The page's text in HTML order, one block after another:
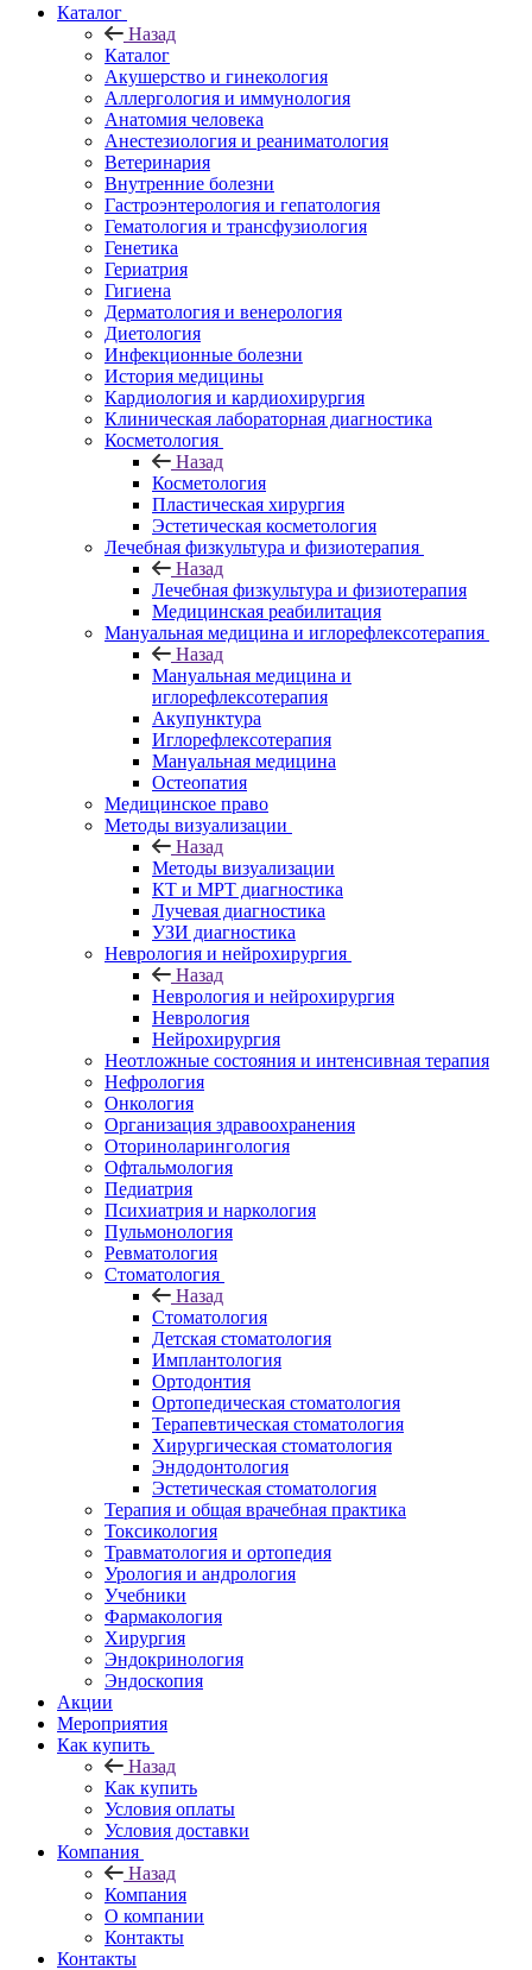
Каталог
Назад
Каталог
Акушерство и гинекология
Аллергология и иммунология
Анатомия человека
Анестезиология и реаниматология
Ветеринария
Внутренние болезни
Гастроэнтерология и гепатология
Гематология и трансфузиология
Генетика
Гериатрия
Гигиена
Дерматология и венерология
Диетология
Инфекционные болезни
История медицины
Кардиология и кардиохирургия
Клиническая лабораторная диагностика
Косметология
Назад
Косметология
Пластическая хирургия
Эстетическая косметология
Лечебная физкультура и физиотерапия
Назад
Лечебная физкультура и физиотерапия
Медицинская реабилитация
Мануальная медицина и иглорефлексотерапия
Назад
Мануальная медицина и
иглорефлексотерапия
Акупунктура
Иглорефлексотерапия
Мануальная медицина
Остеопатия
Медицинское право
Методы визуализации
Назад
Методы визуализации
КТ и МРТ диагностика
Лучевая диагностика
УЗИ диагностика
Неврология и нейрохирургия
Назад
Неврология и нейрохирургия
Неврология
Нейрохирургия
Неотложные состояния и интенсивная терапия
Нефрология
Онкология
Организация здравоохранения
Оториноларингология
Офтальмология
Педиатрия
Психиатрия и наркология
Пульмонология
Ревматология
Стоматология
Назад
Стоматология
Детская стоматология
Имплантология
Ортодонтия
Ортопедическая стоматология
Терапевтическая стоматология
Хирургическая стоматология
Эндодонтология
Эстетическая стоматология
Терапия и общая врачебная практика
Токсикология
Травматология и ортопедия
Урология и андрология
Учебники
Фармакология
Хирургия
Эндокринология
Эндоскопия
Акции
Мероприятия
Как купить
Назад
Как купить
Условия оплаты
Условия доставки
Компания
Назад
Компания
О компании
Контакты
Контакты